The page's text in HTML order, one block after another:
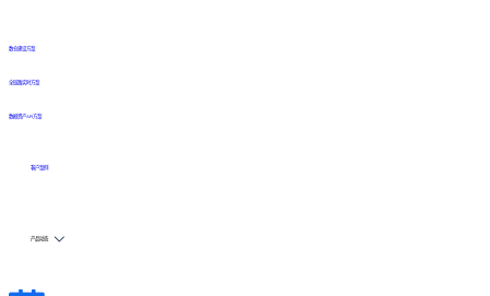
数仓建设方案
全链路实时方案
数据资产API方案
客户案例
产品动态